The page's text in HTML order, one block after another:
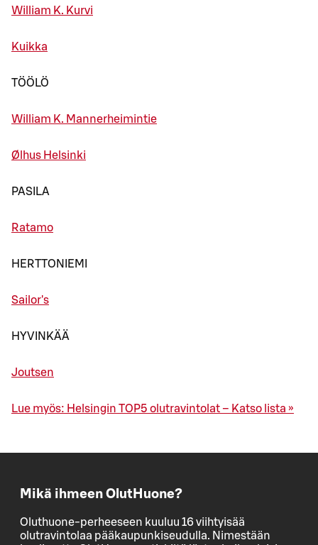
William K. Kurvi
Kuikka
TÖÖLÖ
William K. Mannerheimintie
Ølhus Helsinki
PASILA
Ratamo
HERTTONIEMI
Sailor's
HYVINKÄÄ
Joutsen
Lue myös: Helsingin TOP5 olutravintolat – Katso lista »
Mikä ihmeen OlutHuone?
Oluthuone-perheeseen kuuluu 16 viihtyisää
olutravintolaa pääkaupunkiseudulla. Nimestään